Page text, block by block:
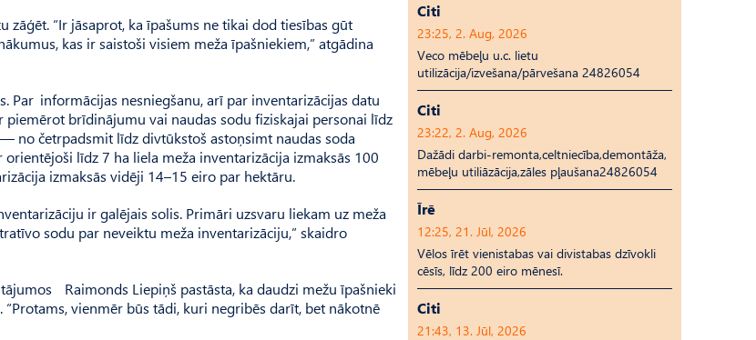
zāģēt. “Ir jāsaprot, ka īpašums ne tikai dod tiesības gūt
kas ir saistoši visiem meža īpašniekiem,” atgādina
Par informācijas nesniegšanu, arī par inventarizācijas datu
brīdinājumu vai naudas sodu fiziskajai personai līdz
no četrpadsmit līdz divtūkstoš astoņsimt naudas soda
līdz 7 ha liela meža inventarizācija izmaksās 100
izmaksās vidēji 14–15 eiro par hektāru.
ir galējais solis. Primāri uzsvaru liekam uz meža
sodu par neveiktu meža inventarizāciju,” skaidro
Raimonds Liepiņš pastāsta, ka daudzi mežu īpašnieki
vienmēr būs tādi, kuri negribēs darīt, bet nākotnē
Citi
23:25, 2. Aug, 2026
Veco mēbeļu u.c. lietu
utilizācija/izvešana/pārvešana 24826054
Citi
23:22, 2. Aug, 2026
Dažādi darbi-remonta,celtniecība,demontāža,
mēbeļu utiliāzācija,zāles pļaušana24826054
Īrē
12:25, 21. Jūl, 2026
Vēlos īrēt vienistabas vai divistabas dzīvokli
cēsīs, līdz 200 eiro mēnesī.
Citi
21:43, 13. Jūl, 2026